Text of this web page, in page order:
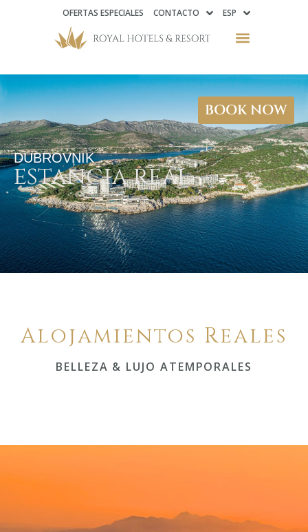
OFERTAS ESPECIALES CONTACTO ESP
DUBROVNIK
estancia real
Alojamientos Reales
BELLEZA & LUJO ATEMPORALES
BOOK NOW